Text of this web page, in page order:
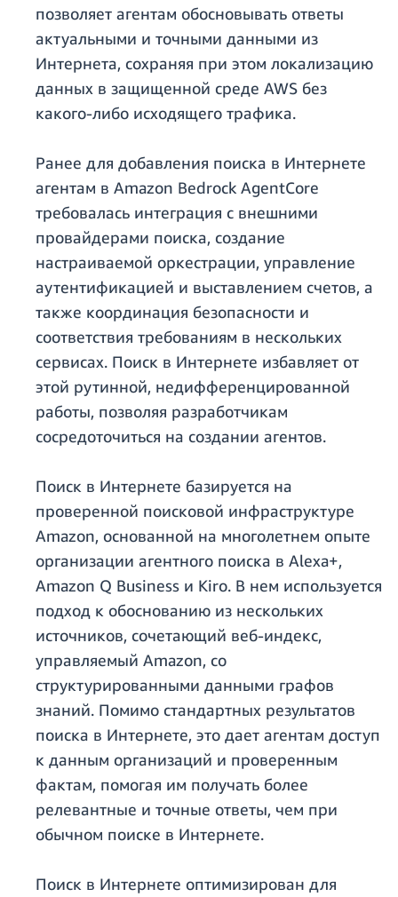
позволяет агентам обосновывать ответы
актуальными и точными данными из
Интернета, сохраняя при этом локализацию
данных в защищенной среде AWS без
какого‑либо исходящего трафика.
Ранее для добавления поиска в Интернете
агентам в Amazon Bedrock AgentCore
требовалась интеграция с внешними
провайдерами поиска, создание
настраиваемой оркестрации, управление
аутентификацией и выставлением счетов, а
также координация безопасности и
соответствия требованиям в нескольких
сервисах. Поиск в Интернете избавляет от
этой рутинной, недифференцированной
работы, позволяя разработчикам
сосредоточиться на создании агентов.
Поиск в Интернете базируется на
проверенной поисковой инфраструктуре
Amazon, основанной на многолетнем опыте
организации агентного поиска в Alexa+,
Amazon Q Business и Kiro. В нем используется
подход к обоснованию из нескольких
источников, сочетающий веб-индекс,
управляемый Amazon, со
структурированными данными графов
знаний. Помимо стандартных результатов
поиска в Интернете, это дает агентам доступ
к данным организаций и проверенным
фактам, помогая им получать более
релевантные и точные ответы, чем при
обычном поиске в Интернете.
Поиск в Интернете оптимизирован для